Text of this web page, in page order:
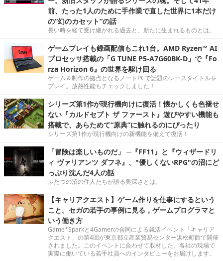
前、たった1人のために手作業で直した世界に1本だけ
の“幻のカセット”の話
長い時を経て受け継がれる過去と、新たに生まれるものとは。
ゲームプレイも録画配信もこれ1台。AMD Ryzen™ AI
プロセッサ搭載の「G TUNE P5-A7G60BK-D」で『Fo
rza Horizon 6』の世界を駆け回る
ゲーム＆制作の拠点となるノートPCで話題のレースタイトルを
プレイ。放熱性能もチェックしました！
シリーズ第1作が現行機向けに復活！懐かしくも色褪せ
ない『カルドセプト ザ ファースト』遊びやすい機能も
搭載で、あらためて“原典”に触れるのにぴったり
シリーズ第1作が現行機向けの新機能を備えて復活！
「冒険は楽しいものだ」 ─『FF11』と『ウィザードリ
ィ ヴァリアンツ ダフネ』、"優しくないRPG"の沼にど
っぷり沈んだ4人の話
ふたつの沼の住人たちが語る奥深さとは。
【キャリアクエスト】ゲーム作りを仕事にするという
こと。セガの若手の事例に見る，ゲームプログラマと
いう働き方
Game*Sparkと4Gamerの合同による就活イベント「キャリア
クエスト」の第4回が東京都立産業貿易センター浜松町館で開催
されました。このイベントに合わせて取材した、各社の現場で
実際に働いている若手社員へのインタビューをお届けします。